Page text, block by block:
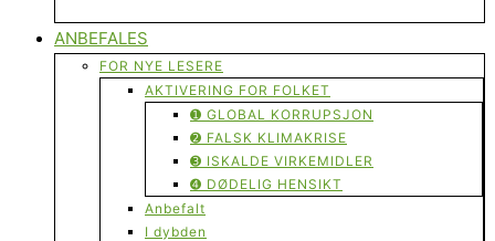
ANBEFALES
FOR NYE LESERE
AKTIVERING FOR FOLKET
➊ GLOBAL KORRUPSJON
➋ FALSK KLIMAKRISE
➌ ISKALDE VIRKEMIDLER
➍ DØDELIG HENSIKT
Anbefalt
I dybden